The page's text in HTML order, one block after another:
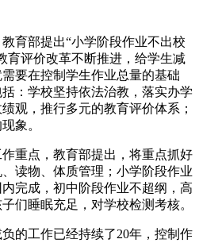
部提出“小学阶段作业不出校
育评价改革不断推进，给学生减
要在控制学生作业总量的基础
：学校坚持依法治教，落实办学
观，推行多元的教育评价体系；
象。
重点，教育部提出，将重点抓好
读物、体质管理；小学阶段作业
完成，初中阶段作业不超纲，高
们睡眠充足，对学校检测考核。
工作已经持续了20年，控制作